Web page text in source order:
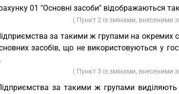
01 "Основні засоби" відображаються
( Пункт 2 із змінами, внесеними
за такими ж групами на окремих
засобів, що не використовуються у
( Пункт 3 із змінами, внесеними
за такими ж групами виділяють